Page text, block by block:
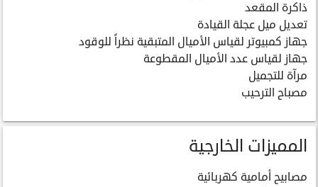
ذاكرة المقعد
تعديل ميل عجلة القيادة
جهاز كمبيوتر لقياس الأميال المتبقية نظراً للوقود
جهاز لقياس عدد الأميال المقطوعة
مرآة للتجميل
مصباح الترحيب
المميزات الخارجية
مصابيح أمامية كهربائية